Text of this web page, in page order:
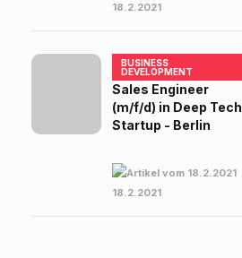
18.2.2021
BUSINESS
DEVELOPMENT
Sales Engineer
(m/f/d) in Deep Tech
Startup - Berlin
18.2.2021